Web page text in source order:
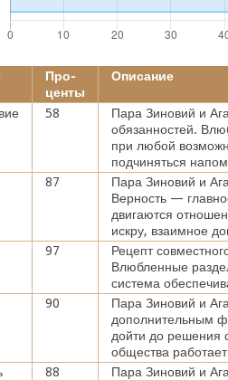
Про-
центы
Описание
58
Пара Зиновий и
обязанностей.
при любой
подчиняться
87
Пара Зиновий и
Верность —
двигаются
искру, взаимное
97
Рецепт
Влюбленные
система
90
Пара Зиновий и
дополнительным
дойти до решения
общества
88
Пара Зиновий и